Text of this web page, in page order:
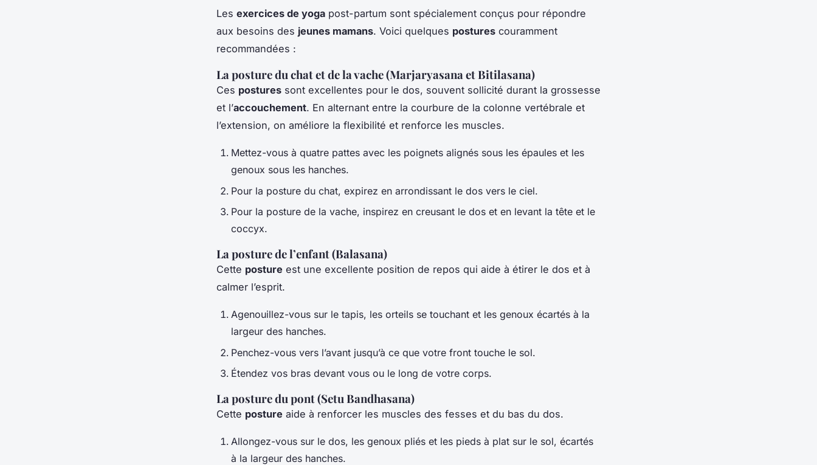
Les exercices de yoga post-partum sont spécialement conçus pour répondre
aux besoins des jeunes mamans. Voici quelques postures couramment
recommandées :
La posture du chat et de la vache (Marjaryasana et Bitilasana)
Ces postures sont excellentes pour le dos, souvent sollicité durant la grossesse
et l’accouchement. En alternant entre la courbure de la colonne vertébrale et
l’extension, on améliore la flexibilité et renforce les muscles.
Mettez-vous à quatre pattes avec les poignets alignés sous les épaules et les
genoux sous les hanches.
Pour la posture du chat, expirez en arrondissant le dos vers le ciel.
Pour la posture de la vache, inspirez en creusant le dos et en levant la tête et le
coccyx.
La posture de l’enfant (Balasana)
Cette posture est une excellente position de repos qui aide à étirer le dos et à
calmer l’esprit.
Agenouillez-vous sur le tapis, les orteils se touchant et les genoux écartés à la
largeur des hanches.
Penchez-vous vers l’avant jusqu’à ce que votre front touche le sol.
Étendez vos bras devant vous ou le long de votre corps.
La posture du pont (Setu Bandhasana)
Cette posture aide à renforcer les muscles des fesses et du bas du dos.
Allongez-vous sur le dos, les genoux pliés et les pieds à plat sur le sol, écartés
à la largeur des hanches.